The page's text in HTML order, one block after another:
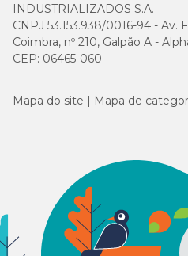
INDUSTRIALIZADOS S.A.
CNPJ 53.153.938/0016-94 - Av.
Coimbra, nº 210, Galpão A -
CEP: 06465-060
Mapa do site Mapa de